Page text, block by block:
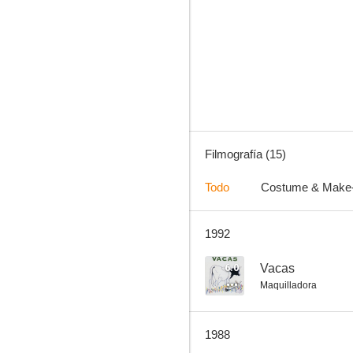
Filmografía (15)
Todo Costume &
1992
6.0 Vacas
Maquilladora
1988